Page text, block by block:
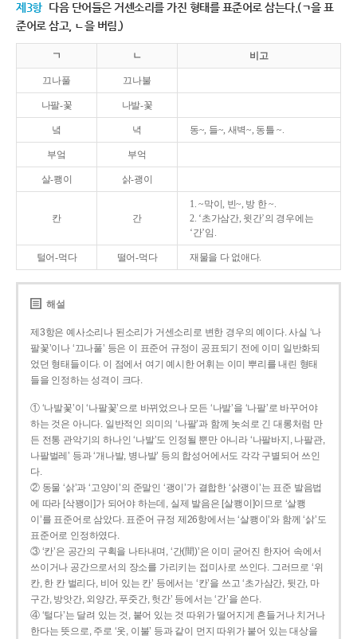
제3항 다음 단어들은 거센소리를 가진 형태를 표준어로 삼는다.(ㄱ을 표
준어로 삼고, ㄴ을 버림.)
ㄱ ㄴ 비고
끄나풀 끄나불
나팔-꽃 나발-꽃
녘 녁 동~, 들~, 새벽~, 동틀 ~.
부엌 부억
살-쾡이 삵-괭이
칸 간
1. ~막이, 빈~, 방 한 ~.
2. ‘초가삼간, 윗간’의 경우에는
‘간’임.
털어-먹다 떨어-먹다 재물을 다 없애다.
해설
제3항은 예사소리나 된소리가 거센소리로 변한 경우의 예이다. 사실 ‘나
팔꽃’이나 ‘끄나풀’ 등은 이 표준어 규정이 공표되기 전에 이미 일반화되
었던 형태들이다. 이 점에서 여기 예시한 어휘는 이미 뿌리를 내린 형태
들을 인정하는 성격이 크다.
① ‘나발꽃’이 ‘나팔꽃’으로 바뀌었으나 모든 ‘나발’을 ‘나팔’로 바꾸어야
하는 것은 아니다. 일반적인 의미의 ‘나팔’과 함께 놋쇠로 긴 대롱처럼 만
든 전통 관악기의 하나인 ‘나발’도 인정될 뿐만 아니라 ‘나팔바지, 나팔관,
나팔벌레’ 등과 ‘개나발, 병나발’ 등의 합성어에서도 각각 구별되어 쓰인
다.
② 동물 ‘삵’과 ‘고양이’의 준말인 ‘괭이’가 결합한 ‘삵괭이’는 표준 발음법
에 따라 [삭꽹이]가 되어야 하는데, 실제 발음은 [살쾡이]이므로 ‘살쾡
이’를 표준어로 삼았다. 표준어 규정 제26항에서는 ‘살쾡이’와 함께 ‘삵’도
표준어로 인정하였다.
③ ‘칸’은 공간의 구획을 나타내며, ‘간(間)’은 이미 굳어진 한자어 속에서
쓰이거나 공간으로서의 장소를 가리키는 접미사로 쓰인다. 그러므로 ‘위
칸, 한 칸 벌리다, 비어 있는 칸’ 등에서는 ‘칸’을 쓰고 ‘초가삼간, 뒷간, 마
구간, 방앗간, 외양간, 푸줏간, 헛간’ 등에서는 ‘간’을 쓴다.
④ ‘털다’는 달려 있는 것, 붙어 있는 것 따위가 떨어지게 흔들거나 치거나
한다는 뜻으로, 주로 ‘옷, 이불’ 등과 같이 먼지 따위가 붙어 있는 대상을